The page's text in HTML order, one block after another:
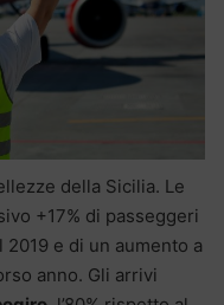
della Sicilia. Le
+17% di passeggeri
e di un aumento a
anno. Gli arrivi